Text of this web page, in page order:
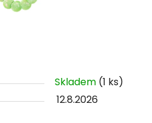
Skladem (1 ks)
12.8.2026